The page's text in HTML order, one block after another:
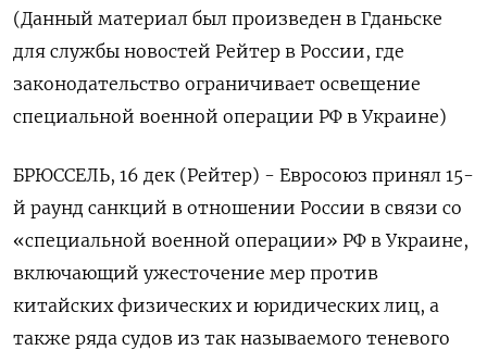
(Данный материал был произведен в Гданьске
для службы новостей Рейтер в России, где
законодательство ограничивает освещение
специальной военной операции РФ в Украине)
БРЮССЕЛЬ, 16 дек (Рейтер) - Евросоюз принял 15-
й раунд санкций в отношении России в связи со
«специальной военной операции» РФ в Украине,
включающий ужесточение мер против
китайских физических и юридических лиц, а
также ряда судов из так называемого теневого